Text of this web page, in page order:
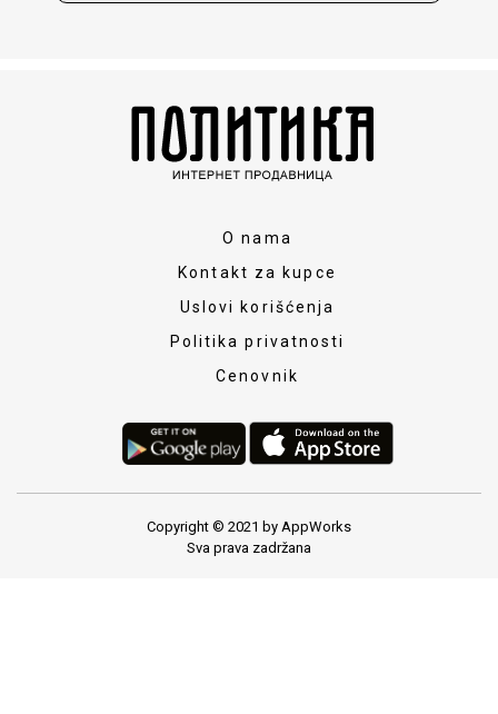
O nama
Kontakt za kupce
Uslovi korišćenja
Politika privatnosti
Cenovnik
Copyright © 2021 by AppWorks
Sva prava zadržana